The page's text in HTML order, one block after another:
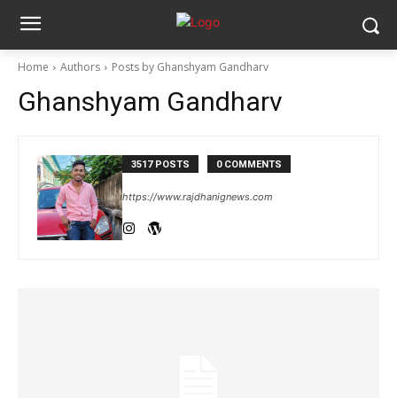
Home Authors Posts by Ghanshyam Gandharv
Ghanshyam Gandharv
3517 POSTS 0 COMMENTS
https://www.rajdhanignews.com